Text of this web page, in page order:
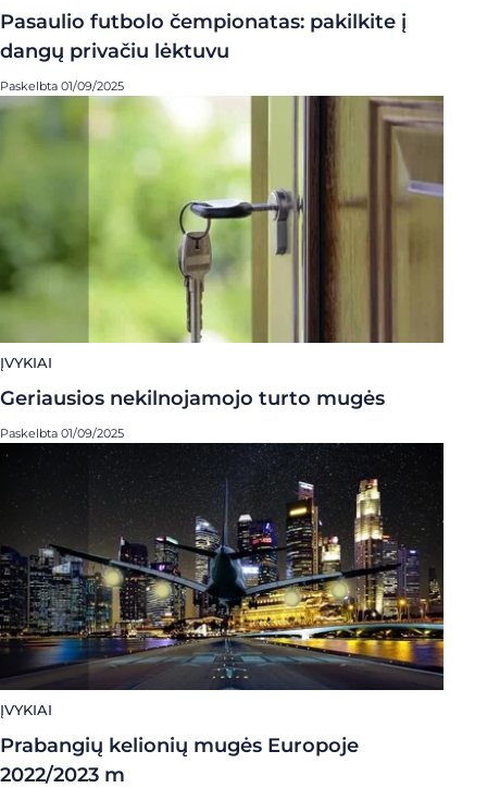
Pasaulio futbolo čempionatas: pakilkite į
dangų privačiu lėktuvu
Paskelbta 01/09/2025
ĮVYKIAI
Geriausios nekilnojamojo turto mugės
Paskelbta 01/09/2025
ĮVYKIAI
Prabangių kelionių mugės Europoje
2022/2023 m